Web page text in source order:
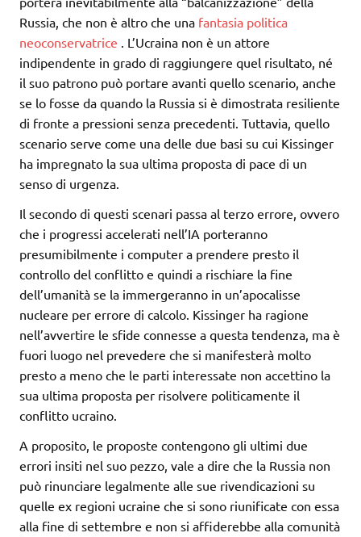
Russia, che non è altro che una fantasia politica
neoconservatrice . L’Ucraina non è un attore
indipendente in grado di raggiungere quel risultato, né
il suo patrono può portare avanti quello scenario, anche
se lo fosse da quando la Russia si è dimostrata resiliente
di fronte a pressioni senza precedenti. Tuttavia, quello
scenario serve come una delle due basi su cui Kissinger
ha impregnato la sua ultima proposta di pace di un
senso di urgenza.
Il secondo di questi scenari passa al terzo errore, ovvero
che i progressi accelerati nell’IA porteranno
presumibilmente i computer a prendere presto il
controllo del conflitto e quindi a rischiare la fine
dell’umanità se la immergeranno in un’apocalisse
nucleare per errore di calcolo. Kissinger ha ragione
nell’avvertire le sfide connesse a questa tendenza, ma è
fuori luogo nel prevedere che si manifesterà molto
presto a meno che le parti interessate non accettino la
sua ultima proposta per risolvere politicamente il
conflitto ucraino.
A proposito, le proposte contengono gli ultimi due
errori insiti nel suo pezzo, vale a dire che la Russia non
può rinunciare legalmente alle sue rivendicazioni su
quelle ex regioni ucraine che si sono riunificate con essa
alla fine di settembre e non si affiderebbe alla comunità